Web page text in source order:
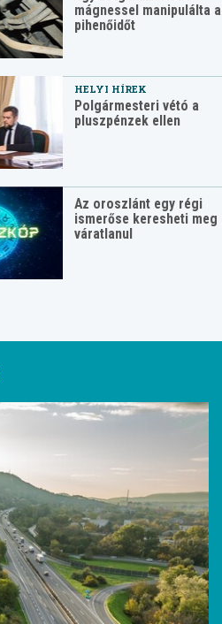
mágnessel manipulálta a
pihenőidőt
HELYI HÍREK
Polgármesteri vétó a
pluszpénzek ellen
Az oroszlánt egy régi
ismerőse keresheti meg
váratlanul